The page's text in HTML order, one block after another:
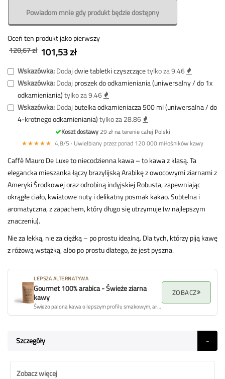
Powiadom mnie gdy produkt będzie dostępny
Oceń ten produkt jako pierwszy
120,67 zł 101,53 zł
Wskazówka:Dodajdwie tabletki czyszczącetylko za 9.46
Wskazówka:Dodaj proszek do odkamieniania (uniwersalny / do 1x
odkamieniania)tylko za 9.46
Wskazówka:Dodaj butelka odkamieniacza 500 ml (uniwersalna / do
4-krotnego odkamieniania)tylko za 28.86
Koszt dostawy29 zł na terenie całej Polski
★★★★★ 4,8/5 · Uwielbiany przez ponad 120 000 miłośników kawy
Caffè Mauro De Luxe to niecodzienna kawa – to kawa z klasą. Ta
elegancka mieszanka łączy brazylijską Arabikę z owocowymi ziarnami z
Ameryki Środkowej oraz odrobiną indyjskiej Robusta, zapewniając
okrągłe ciało, kwiatowe nuty i delikatny posmak kakao. Subtelna i
aromatyczna, z zapachem, który długo się utrzymuje (w najlepszym
znaczeniu).
Nie za lekką, nie za ciężką – po prostu idealną. Dla tych, którzy piją kawę
z różową wstążką, albo po prostu dlatego, że jest pyszna.
LEPSZA ALTERNATYWA
Gourmet 100% arabica - Świeże ziarna
kawy
Świeżo palona kawa o lepszym profilu smakowym, aromacie i ogólnej jakości.
ZOBACZ
Szczegóły
Zobacz więcej